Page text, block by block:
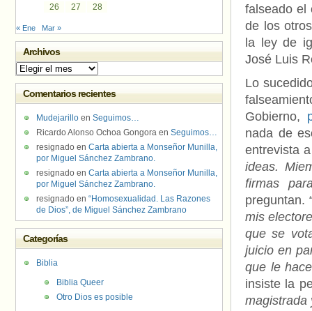
falseado el
de los
la ley de
José Luis
Lo
Gobierno,
nada de
entrevista
ideas.
firmas
preguntan.
mis
que se
juicio en
que le
insiste la
magistrada
26
27 28
« Ene Mar »
Archivos
Archivos
Comentarios recientes
Mudejarillo en Seguimos…
Ricardo Alonso Ochoa Gongora en Seguimos…
resignado en Carta abierta a Monseñor Munilla,
por Miguel Sánchez Zambrano.
resignado en Carta abierta a Monseñor Munilla,
por Miguel Sánchez Zambrano.
resignado en “Homosexualidad. Las Razones
de Dios”, de Miguel Sánchez Zambrano
Categorías
Biblia
Biblia Queer
Otro Dios es posible